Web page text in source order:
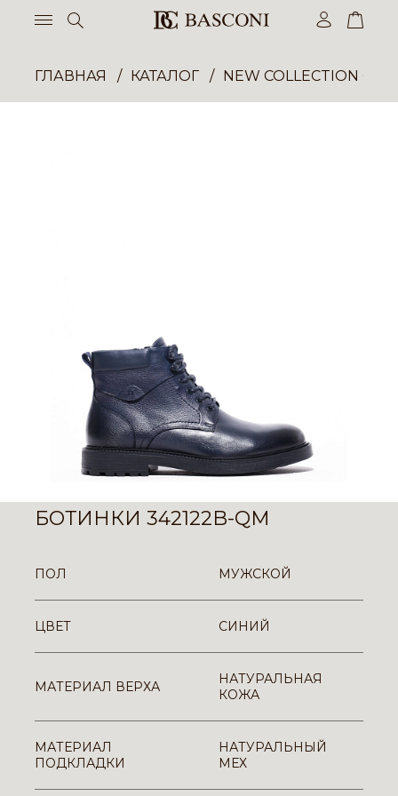
ГЛАВНАЯ КАТАЛОГ NEW COLLECTION
БОТИНКИ 342122B-QM
ПОЛ МУЖСКОЙ
ЦВЕТ СИНИЙ
МАТЕРИАЛ ВЕРХА
НАТУРАЛЬНАЯ
КОЖА
МАТЕРИАЛ
ПОДКЛАДКИ
НАТУРАЛЬНЫЙ
МЕХ